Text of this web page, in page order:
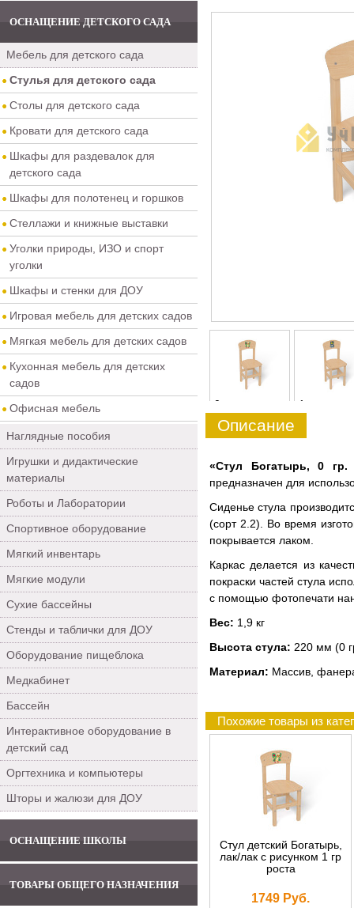
ОСНАЩЕНИЕ ДЕТСКОГО САДА
Мебель для детского сада
Стулья для детского сада
Столы для детского сада
Кровати для детского сада
Шкафы для раздевалок для
детского сада
Шкафы для полотенец и горшков
Стеллажи и книжные выставки
Уголки природы, ИЗО и спорт
уголки
Шкафы и стенки для ДОУ
Игровая мебель для детских садов
Мягкая мебель для детских садов
Кухонная мебель для детских
садов
Офисная мебель
Наглядные пособия
Игрушки и дидактические
материалы
Роботы и Лаборатории
Спортивное оборудование
Мягкий инвентарь
Мягкие модули
Сухие бассейны
Стенды и таблички для ДОУ
Оборудование пищеблока
Медкабинет
Бассейн
Интерактивное оборудование в
детский сад
Оргтехника и компьютеры
Шторы и жалюзи для ДОУ
ОСНАЩЕНИЕ ШКОЛЫ
ТОВАРЫ ОБЩЕГО НАЗНАЧЕНИЯ
0 1
Описание
«Стул Богатырь, 0
предназначен для
Сиденье стула
(сорт 2.2). Во время
покрывается лаком.
Каркас делается из
покраски частей стула
с помощью фотопечати
Вес: 1,9 кг
Высота стула: 220 мм (0
Материал: Массив,
Похожие товары из
Стул детский Богатырь,
лак/лак с рисунком 1 гр
роста
1749 Руб.